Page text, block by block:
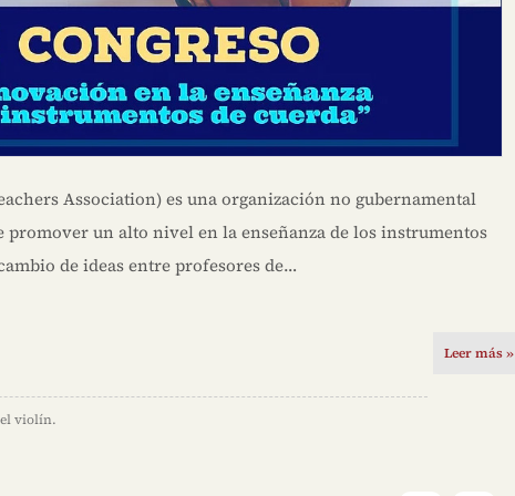
Association) es una organización no gubernamental
promover un alto nivel en la enseñanza de los instrumentos
de ideas entre profesores de…
Leer más »
violín.